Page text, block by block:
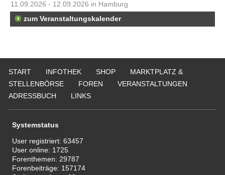
11.09.2026 - 12.09.2026 in Hamburg
zum Veranstaltungskalender
START INFOTHEK SHOP
MARKTPLATZ &
STELLENBÖRSE
FOREN
VERANSTALTUNGEN
ADRESSBUCH
LINKS
Systemstatus
User registriert:63457
User online: 1725
Forenthemen: 29787
Forenbeiträge: 157174